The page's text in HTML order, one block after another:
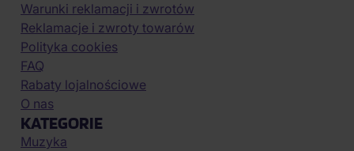
Warunki reklamacji i zwrotów
Reklamacje i zwroty towarów
Polityka cookies
FAQ
Rabaty lojalnościowe
O nas
KATEGORIE
Muzyka